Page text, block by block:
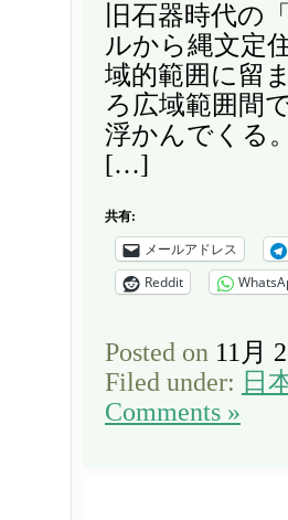
旧石器時代の
ルから縄文定
域的範囲に留
ろ広域範囲間
浮かんでくる
[…]
共有:
メールアドレス
Reddit
Posted on 11月
Filed under: 日
Comments »